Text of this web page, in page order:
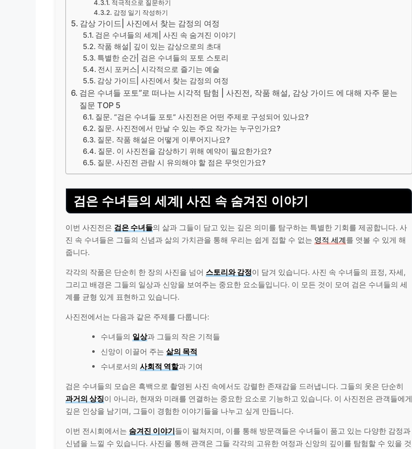
적극적으로 질문하기
감정 일기 작성하기
감상 가이드| 사진에서 찾는 감정의 여정
검은 수녀들의 세계| 사진 속 숨겨진 이야기
작품 해설| 깊이 있는 감상으로의 초대
특별한 순간| 검은 수녀들의 포토 스토리
전시 포커스| 시각적으로 즐기는 예술
감상 가이드| 사진에서 찾는 감정의 여정
검은 수녀들 포토”로 떠나는 시각적 탐험 | 사진전, 작품 해설, 감상 가이드 에 대해 자주 묻는
질문 TOP 5
질문. “검은 수녀들 포토” 사진전은 어떤 주제로 구성되어 있나요?
질문. 사진전에서 만날 수 있는 주요 작가는 누구인가요?
질문. 작품 해설은 어떻게 이루어지나요?
질문. 이 사진전을 감상하기 위해 예약이 필요한가요?
질문. 사진전 관람 시 유의해야 할 점은 무엇인가요?
검은 수녀들의 세계| 사진 속 숨겨진 이야기
이번 사진전은 검은 수녀들의 삶과 그들이 담고 있는 깊은 의미를 탐구하는 특별한 기회를 제공합니다. 사
진 속 수녀들은 그들의 신념과 삶의 가치관을 통해 우리는 쉽게 접할 수 없는 영적 세계를 엿볼 수 있게 해
줍니다.
각각의 작품은 단순히 한 장의 사진을 넘어 스토리와 감정이 담겨 있습니다. 사진 속 수녀들의 표정, 자세,
그리고 배경은 그들의 일상과 신앙을 보여주는 중요한 요소들입니다. 이 모든 것이 모여 검은 수녀들의 세
계를 균형 있게 표현하고 있습니다.
사진전에서는 다음과 같은 주제를 다룹니다:
수녀들의 일상과 그들의 작은 기적들
신앙이 이끌어 주는 삶의 목적
수녀로서의 사회적 역할과 기여
검은 수녀들의 모습은 흑백으로 촬영된 사진 속에서도 강렬한 존재감을 드러냅니다. 그들의 옷은 단순히
과거의 상징이 아니라, 현재와 미래를 연결하는 중요한 요소로 기능하고 있습니다. 이 사진전은 관객들에게
깊은 인상을 남기며, 그들이 경험한 이야기들을 나누고 싶게 만듭니다.
이번 전시회에서는 숨겨진 이야기들이 펼쳐지며, 이를 통해 방문객들은 수녀들이 품고 있는 다양한 감정과
신념을 느낄 수 있습니다. 사진을 통해 관객은 그들 각각의 고유한 여정과 신앙의 깊이를 탐험할 수 있을 것